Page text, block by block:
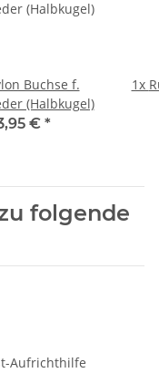
Buchse f.
(Halbkugel)
€ *
1x
folgende